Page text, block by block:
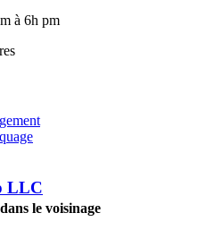
à 6h pm
LLC
le voisinage